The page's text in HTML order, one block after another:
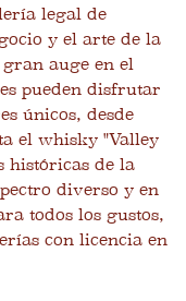
legal de
y el arte de la
auge en el
pueden disfrutar
únicos, desde
el whisky "Valley
históricas de la
diverso y en
todos los gustos,
con licencia en